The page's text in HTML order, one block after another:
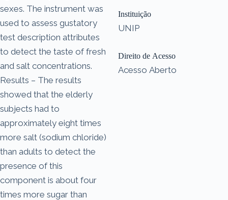
sexes. The instrument was
used to assess gustatory
test description attributes
to detect the taste of fresh
and salt concentrations.
Results – The results
showed that the elderly
subjects had to
approximately eight times
more salt (sodium chloride)
than adults to detect the
presence of this
component is about four
times more sugar than
Instituição
UNIP
Direito de Acesso
Acesso Aberto